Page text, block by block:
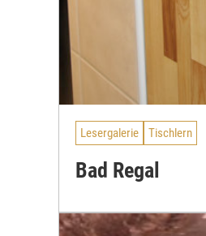
Lesergalerie Tischlern
Bad Regal